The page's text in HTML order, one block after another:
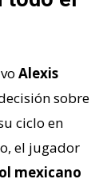
Alexis
sobre
ciclo en
el jugador
mexicano